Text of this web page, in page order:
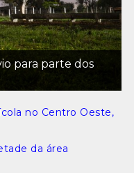
para parte dos
no Centro Oeste,
da área